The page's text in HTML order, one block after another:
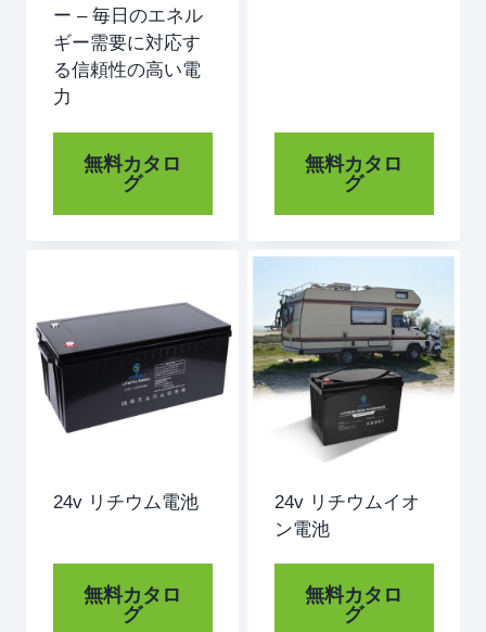
ー – 毎日のエネル
ギー需要に対応す
る信頼性の高い電
力
無料カタロ
グ
無料カタロ
グ
24v リチウム電池
無料カタロ
グ
24v リチウムイオ
ン電池
無料カタロ
グ